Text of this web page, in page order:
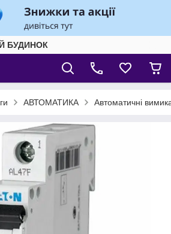
БУДИНОК
АВТОМАТИКА Автоматичні